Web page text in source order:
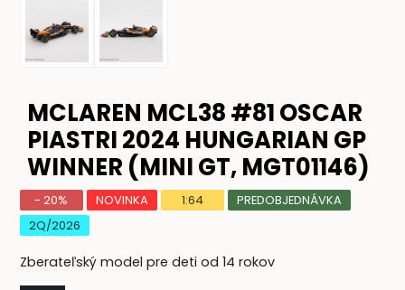
MCLAREN MCL38 #81 OSCAR
PIASTRI 2024 HUNGARIAN GP
WINNER (MINI GT, MGT01146)
- 20% NOVINKA 1:64
PREDOBJEDNÁVKA
2Q/2026
Zberateľský model pre deti od 14 rokov